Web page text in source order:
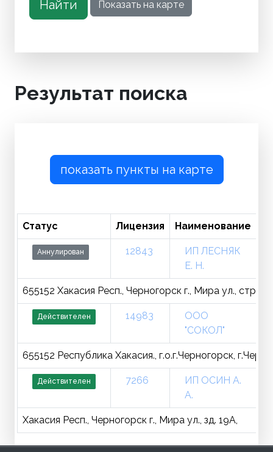
Результат поиска
показать пункты на карте
Статус Лицензия Наименование
Аннулирован 12843
ИП ЛЕСНЯК
Е. Н.
655152 Хакасия Респ., Черногорск г., Мира ул., стр.
Действителен 14983
ООО
"СОКОЛ"
655152 Республика Хакасия., г.о.г.Черногорск,
Действителен 7266
ИП ОСИН А.
А.
Хакасия Респ., Черногорск г., Мира ул., зд. 19А,